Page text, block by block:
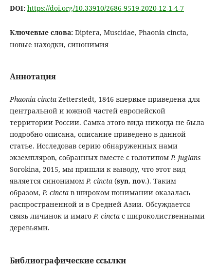
DOI: https://doi.org/10.33910/2686-9519-2020-12-1-4-7
Ключевые слова: Diptera, Muscidae, Phaonia cincta,
новые находки, синонимия
Аннотация
Phaonia cincta Zetterstedt, 1846 впервые приведена для
центральной и южной частей европейской
территории России. Самка этого вида никогда не была
подробно описана, описание приведено в данной
статье. Исследовав серию обнаруженных нами
экземпляров, собранных вместе с голотипомP. juglans
Sorokina, 2015, мы пришли к выводу, что этот вид
является синонимомP. cincta (syn. nov.). Таким
образом,P. cincta в широком понимании оказалась
распространенной и в Средней Азии. Обсуждается
связь личинок и имагоP. cincta с широколиственными
деревьями.
Библиографические ссылки